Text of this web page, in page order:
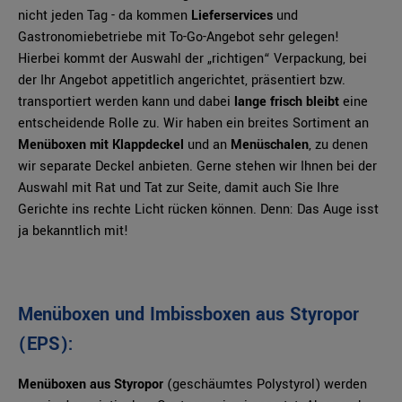
nicht jeden Tag - da kommen Lieferservices und
Gastronomiebetriebe mit To-Go-Angebot sehr gelegen!
Hierbei kommt der Auswahl der „richtigen“ Verpackung, bei
der Ihr Angebot appetitlich angerichtet, präsentiert bzw.
transportiert werden kann und dabei lange frisch bleibteine
entscheidende Rolle zu. Wir haben ein breites Sortiment an
Menüboxen mit Klappdeckel und an Menüschalen, zu denen
wir separate Deckel anbieten. Gerne stehen wir Ihnen bei der
Auswahl mit Rat und Tat zur Seite, damit auch Sie Ihre
Gerichte ins rechte Licht rücken können. Denn: Das Auge isst
ja bekanntlich mit!
Menüboxen und Imbissboxen aus Styropor
(EPS):
Menüboxen aus Styropor (geschäumtes Polystyrol) werden